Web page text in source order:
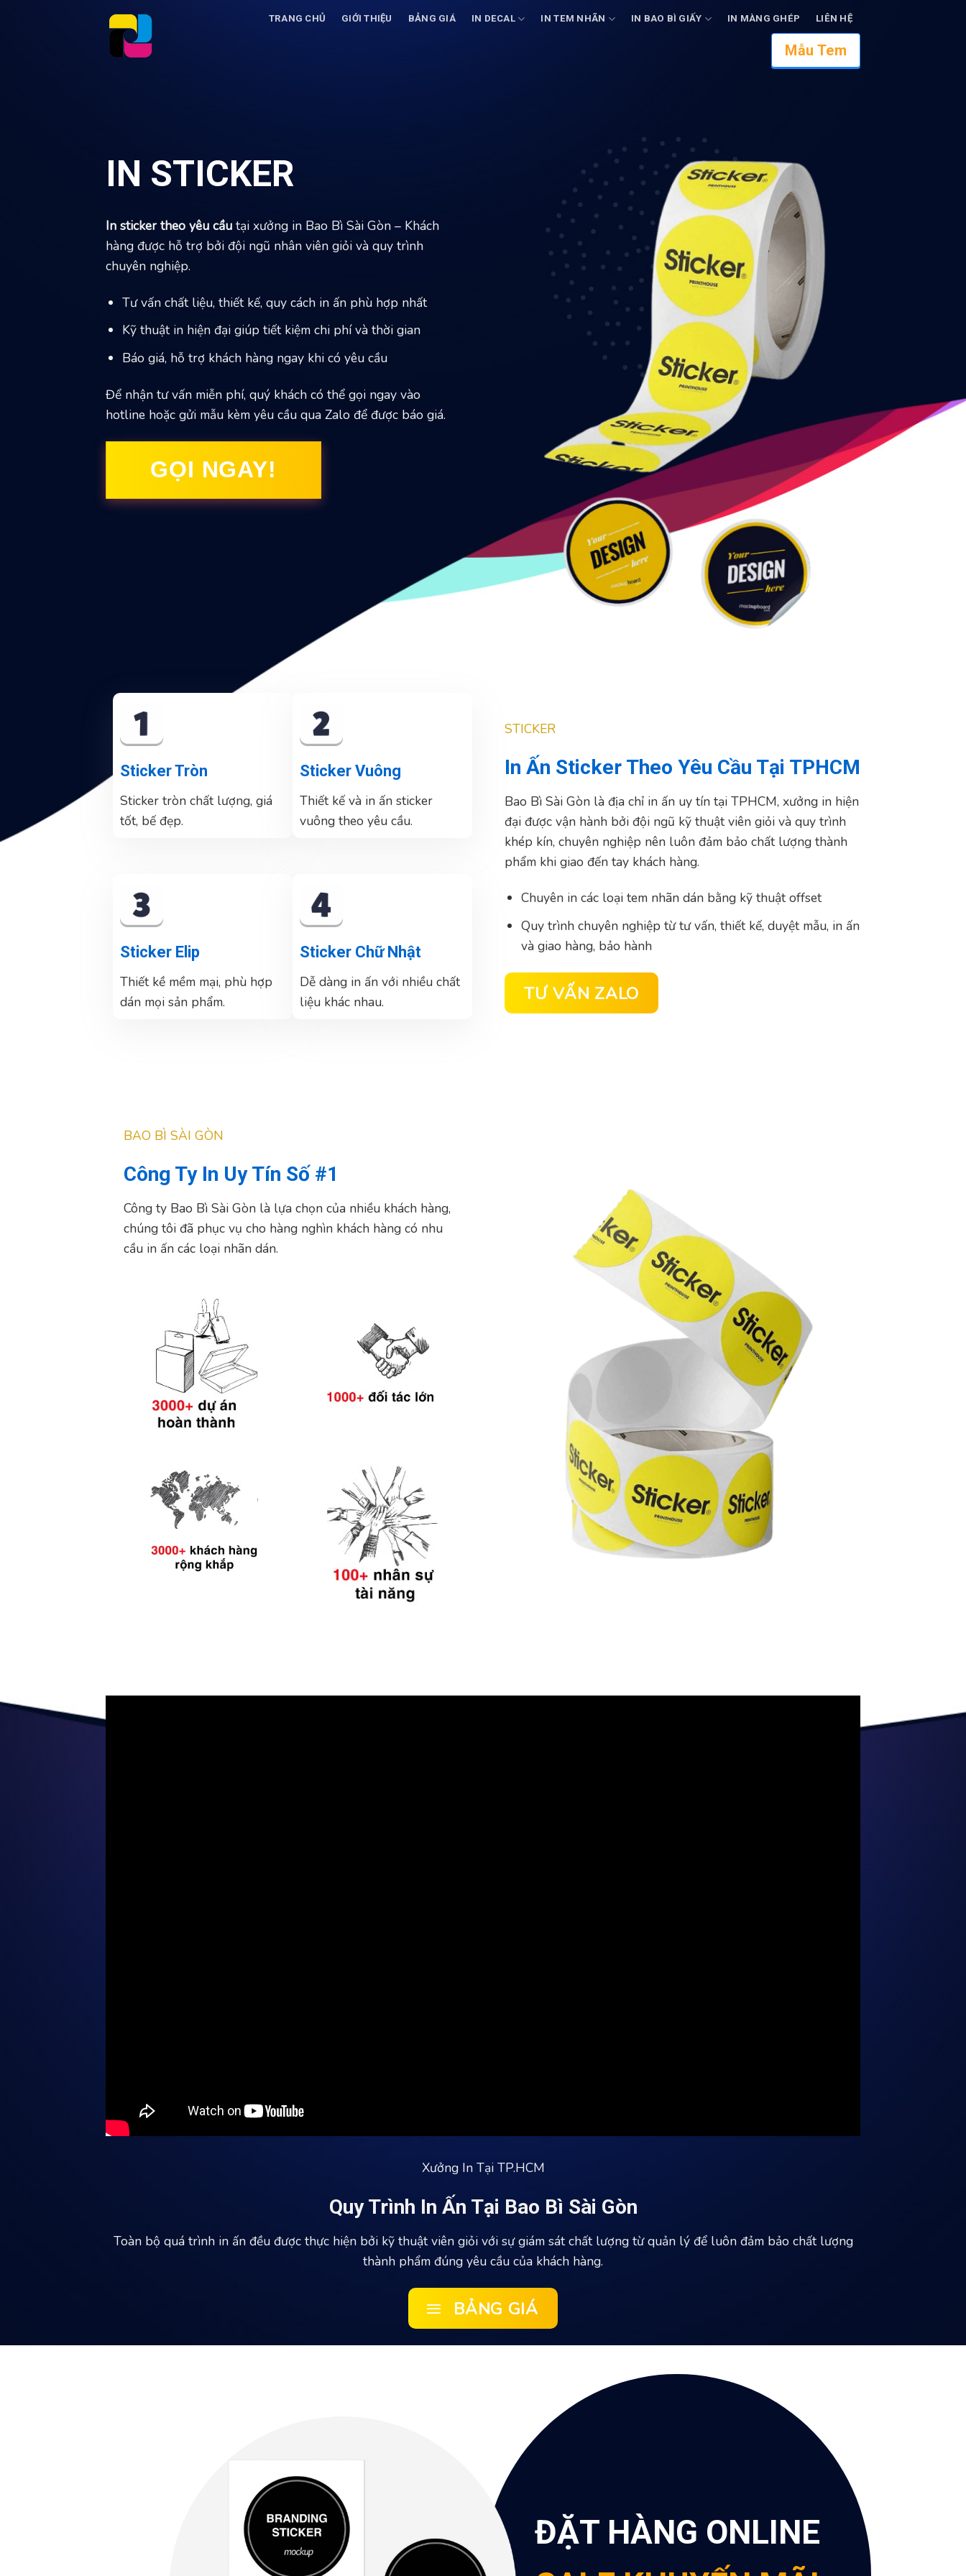
TRANG CHỦ GIỚI THIỆU BẢNG GIÁ IN DECAL IN TEM NHÃN IN BAO BÌ GIẤY IN MÀNG GHÉP LIÊN HỆ
Mẫu Tem
IN STICKER
In sticker theo yêu cầu tại xưởng in Bao Bì Sài Gòn – Khách
hàng được hỗ trợ bởi đội ngũ nhân viên giỏi và quy trình
chuyên nghiệp.
Tư vấn chất liệu, thiết kế, quy cách in ấn phù hợp nhất
Kỹ thuật in hiện đại giúp tiết kiệm chi phí và thời gian
Báo giá, hỗ trợ khách hàng ngay khi có yêu cầu
Để nhận tư vấn miễn phí, quý khách có thể gọi ngay vào
hotline hoặc gửi mẫu kèm yêu cầu qua Zalo để được báo giá.
GỌI NGAY!
Sticker Tròn
Sticker tròn chất lượng, giá
tốt, bế đẹp.
Sticker Vuông
Thiết kế và in ấn sticker
vuông theo yêu cầu.
Sticker Elip
Thiết kề mềm mại, phù hợp
dán mọi sản phẩm.
Sticker Chữ Nhật
Dễ dàng in ấn với nhiều chất
liệu khác nhau.
STICKER
In Ấn Sticker Theo Yêu Cầu Tại TPHCM
Bao Bì Sài Gòn là địa chỉ in ấn uy tín tại TPHCM, xưởng in hiện
đại được vận hành bởi đội ngũ kỹ thuật viên giỏi và quy trình
khép kín, chuyên nghiệp nên luôn đảm bảo chất lượng thành
phẩm khi giao đến tay khách hàng.
Chuyên in các loại tem nhãn dán bằng kỹ thuật offset
Quy trình chuyên nghiệp từ tư vấn, thiết kế, duyệt mẫu, in ấn
và giao hàng, bảo hành
TƯ VẤN ZALO
BAO BÌ SÀI GÒN
Công Ty In Uy Tín Số #1
Công ty Bao Bì Sài Gòn là lựa chọn của nhiều khách hàng,
chúng tôi đã phục vụ cho hàng nghìn khách hàng có nhu
cầu in ấn các loại nhãn dán.
Xưởng In Tại TP.HCM
Quy Trình In Ấn Tại Bao Bì Sài Gòn
Toàn bộ quá trình in ấn đều được thực hiện bởi kỹ thuật viên giỏi với sự giám sát chất lượng từ quản lý để luôn đảm bảo chất lượng
thành phẩm đúng yêu cầu của khách hàng.
BẢNG GIÁ
ĐẶT HÀNG ONLINE